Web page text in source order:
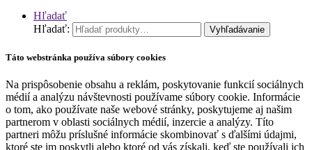
Hľadať
Hľadať:
Vyhľadávanie
Táto webstránka používa súbory cookies
Na prispôsobenie obsahu a reklám, poskytovanie funkcií sociálnych
médií a analýzu návštevnosti používame súbory cookie. Informácie
o tom, ako používate naše webové stránky, poskytujeme aj našim
partnerom v oblasti sociálnych médií, inzercie a analýzy. Títo
partneri môžu príslušné informácie skombinovať s ďalšími údajmi,
ktoré ste im poskytli alebo ktoré od vás získali, keď ste používali ich